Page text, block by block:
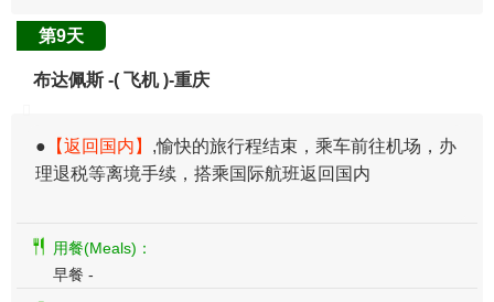
第9天
布达佩斯 -( 飞机 )-重庆
● 【返回国内】 ,愉快的旅行程结束，乘车前往机场，办
理退税等离境手续，搭乘国际航班返回国内
用餐(Meals)：
早餐 -